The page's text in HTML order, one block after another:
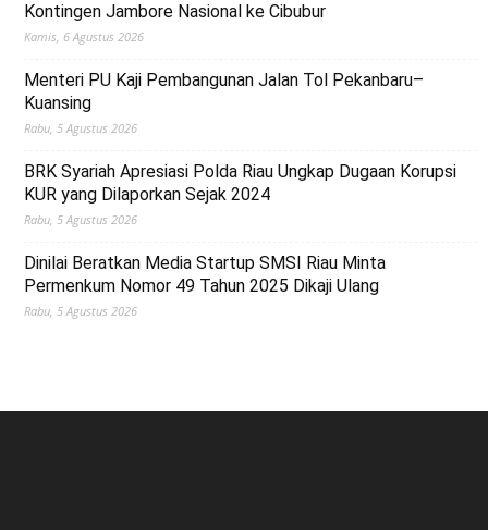
Kontingen Jambore Nasional ke Cibubur
Kamis, 6 Agustus 2026
Menteri PU Kaji Pembangunan Jalan Tol Pekanbaru–
Kuansing
Rabu, 5 Agustus 2026
BRK Syariah Apresiasi Polda Riau Ungkap Dugaan Korupsi
KUR yang Dilaporkan Sejak 2024
Rabu, 5 Agustus 2026
Dinilai Beratkan Media Startup SMSI Riau Minta
Permenkum Nomor 49 Tahun 2025 Dikaji Ulang
Rabu, 5 Agustus 2026